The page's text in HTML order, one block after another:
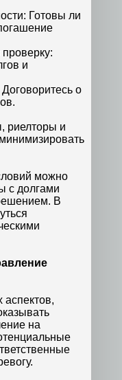
Готовы ли
и
о
риелторы и
можно
с долгами
В
на